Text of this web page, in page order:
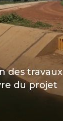
des travaux
du projet